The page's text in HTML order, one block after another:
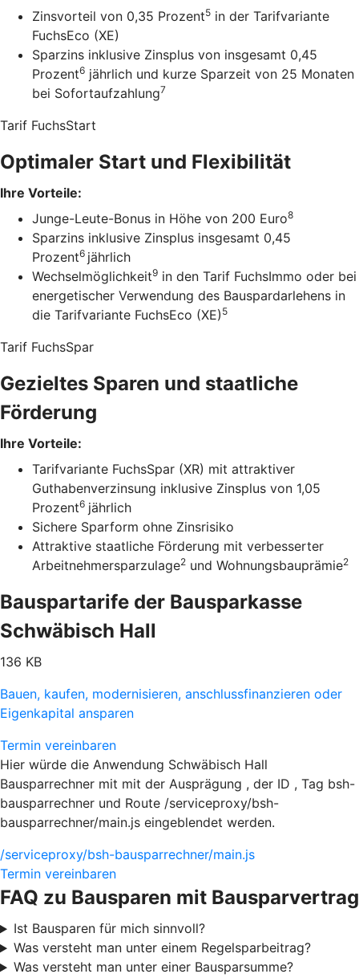
Zinsvorteil von 0,35 Prozent5 in der Tarifvariante
FuchsEco (XE)
Sparzins inklusive Zinsplus von insgesamt 0,45
Prozent6 jährlich und kurze Sparzeit von 25 Monaten
bei Sofortaufzahlung7
Tarif FuchsStart
Optimaler Start und Flexibilität
Ihre Vorteile:
Junge-Leute-Bonus in Höhe von 200 Euro8
Sparzins inklusive Zinsplus insgesamt 0,45
Prozent6 jährlich
Wechselmöglichkeit9 in den Tarif FuchsImmo oder bei
energetischer Verwendung des Bauspardarlehens in
die Tarifvariante FuchsEco (XE) 5
Tarif FuchsSpar
Gezieltes Sparen und staatliche
Förderung
Ihre Vorteile:
Tarifvariante FuchsSpar (XR) mit attraktiver
Guthabenverzinsung inklusive Zinsplus von 1,05
Prozent6 jährlich
Sichere Sparform ohne Zinsrisiko
Attraktive staatliche Förderung mit verbesserter
Arbeitnehmersparzulage2 und Wohnungsbauprämie2
Bauspartarife der Bausparkasse
Schwäbisch Hall
136 KB
Bauen, kaufen, modernisieren, anschlussfinanzieren oder
Eigenkapital ansparen
Termin vereinbaren
Hier würde die Anwendung Schwäbisch Hall
Bausparrechner mit mit der Ausprägung , der ID , Tag bsh-
bausparrechner und Route /serviceproxy/bsh-
bausparrechner/main.js eingeblendet werden.
/serviceproxy/bsh-bausparrechner/main.js
Termin vereinbaren
FAQ zu Bausparen mit Bausparvertrag
Ist Bausparen für mich sinnvoll?
Was versteht man unter einem Regelsparbeitrag?
Was versteht man unter einer Bausparsumme?